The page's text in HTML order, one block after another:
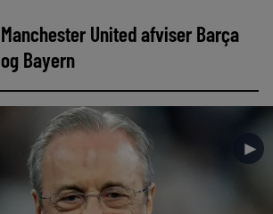
Manchester United afviser Barça
og Bayern
►